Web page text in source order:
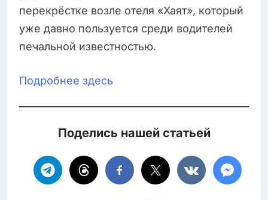
перекрёстке возле отеля «Хаят», который
уже давно пользуется среди водителей
печальной известностью.
Подробнее здесь
Поделись нашей статьей